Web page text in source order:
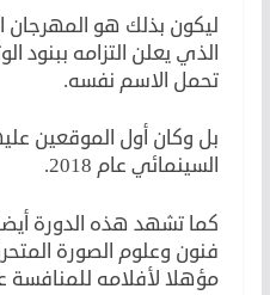
ليكون بذلك هو المهرجان
الذي يعلن التزامه ببنود
تحمل الاسم نفسه.
بل وكان أول الموقعين
السينمائي عام 2018.
كما تشهد هذه الدورة
فنون وعلوم الصورة
مؤهلا لأفلامه للمنافسة